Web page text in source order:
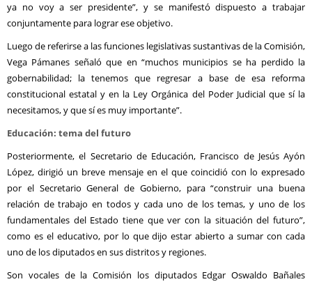
ya no voy a ser presidente”, y se manifestó dispuesto a trabajar
conjuntamente para lograr ese objetivo.
Luego de referirse a las funciones legislativas sustantivas de la Comisión,
Vega Pámanes señaló que en “muchos municipios se ha perdido la
gobernabilidad; la tenemos que regresar a base de esa reforma
constitucional estatal y en la Ley Orgánica del Poder Judicial que sí la
necesitamos, y que sí es muy importante”.
Educación: tema del futuro
Posteriormente, el Secretario de Educación, Francisco de Jesús Ayón
López, dirigió un breve mensaje en el que coincidió con lo expresado
por el Secretario General de Gobierno, para “construir una buena
relación de trabajo en todos y cada uno de los temas, y uno de los
fundamentales del Estado tiene que ver con la situación del futuro”,
como es el educativo, por lo que dijo estar abierto a sumar con cada
uno de los diputados en sus distritos y regiones.
Son vocales de la Comisión los diputados Edgar Oswaldo Bañales